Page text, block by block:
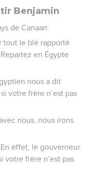
Benjamin
de Canaan.
tout le blé rapporté
en Égypte
nous a dit
votre frère n’est pas
nous, nous irons
En effet, le gouverneur
votre frère n’est pas